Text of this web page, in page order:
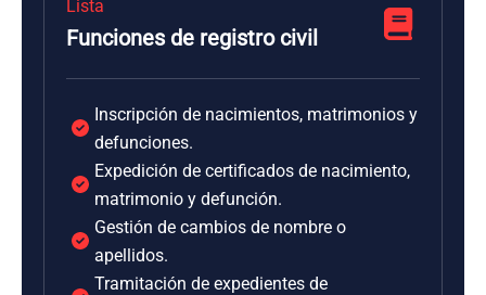
Lista
Funciones de registro civil
Inscripción de nacimientos, matrimonios y
defunciones.
Expedición de certificados de nacimiento,
matrimonio y defunción.
Gestión de cambios de nombre o
apellidos.
Tramitación de expedientes de